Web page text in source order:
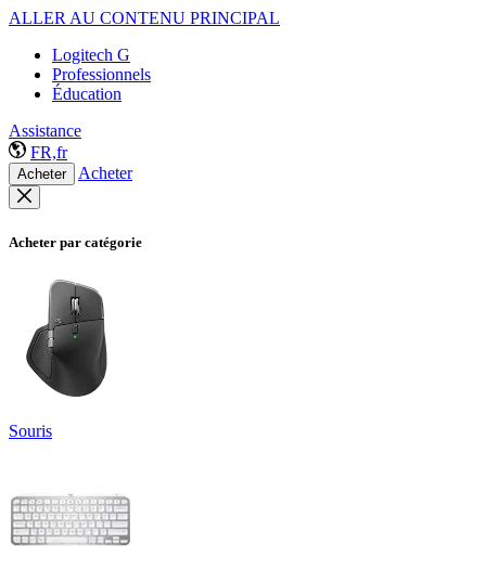
ALLER AU CONTENU PRINCIPAL
Logitech G
Professionnels
Éducation
Assistance
FR,fr
Acheter Acheter
Acheter par catégorie
Souris